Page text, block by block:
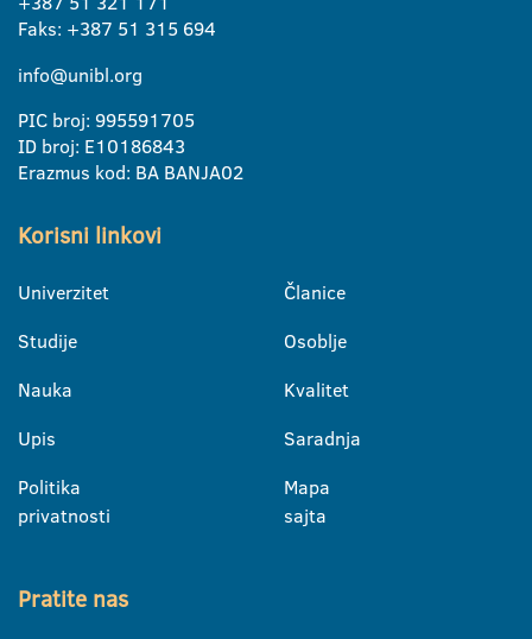
Faks: +387 51 315 694
info@unibl.org
PIC broj: 995591705
ID broj: E10186843
Erazmus kod: BA BANJA02
Korisni linkovi
Univerzitet
Studije
Nauka
Upis
Politika
privatnosti
Članice
Osoblje
Kvalitet
Saradnja
Mapa
sajta
Pratite nas